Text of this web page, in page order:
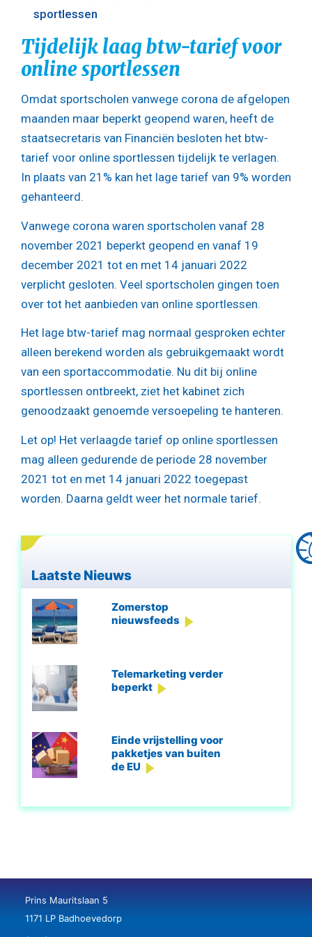
sportlessen
Tijdelijk laag btw-tarief voor
online sportlessen
Omdat sportscholen vanwege corona de afgelopen
maanden maar beperkt geopend waren, heeft de
staatsecretaris van Financiën besloten het btw-
tarief voor online sportlessen tijdelijk te verlagen.
In plaats van 21% kan het lage tarief van 9% worden
gehanteerd.
Vanwege corona waren sportscholen vanaf 28
november 2021 beperkt geopend en vanaf 19
december 2021 tot en met 14 januari 2022
verplicht gesloten. Veel sportscholen gingen toen
over tot het aanbieden van online sportlessen.
Het lage btw-tarief mag normaal gesproken echter
alleen berekend worden als gebruikgemaakt wordt
van een sportaccommodatie. Nu dit bij online
sportlessen ontbreekt, ziet het kabinet zich
genoodzaakt genoemde versoepeling te hanteren.
Let op! Het verlaagde tarief op online sportlessen
mag alleen gedurende de periode 28 november
2021 tot en met 14 januari 2022 toegepast
worden. Daarna geldt weer het normale tarief.
Laatste Nieuws
Zomerstop
nieuwsfeeds
Telemarketing verder
beperkt
Einde vrijstelling voor
pakketjes van buiten
de EU
Prins Mauritslaan 5
1171 LP Badhoevedorp